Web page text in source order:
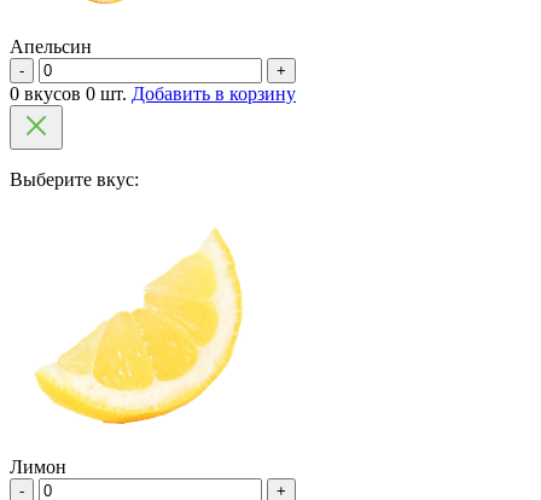
Апельсин
- +
0 вкусов 0 шт. Добавить в корзину
Выберите вкус:
Лимон
- +